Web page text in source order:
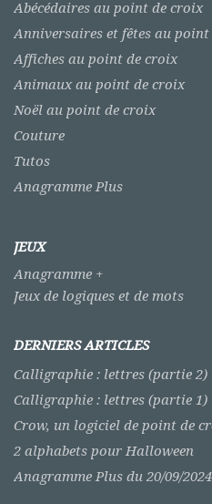
Abécédaires au point de croix
Anniversaires et fêtes au
Affiches au point de croix
Animaux au point de croix
Noël au point de croix
Couture
Tutos
Anagramme Plus
JEUX
Anagramme +
Jeux de logiques et de mots
DERNIERS ARTICLES
Calligraphie : lettres (partie 2)
Calligraphie : lettres (partie 1)
Crow, un logiciel de point de
2 alphabets pour Halloween
Anagramme Plus du 20/09/2024